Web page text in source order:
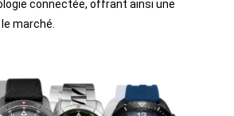
connectée, offrant ainsi une
marché.